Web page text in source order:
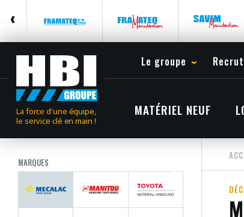
Le groupe
La force d'une équipe,
le service clé en main !
MATÉRIEL NEUF
MARQUES